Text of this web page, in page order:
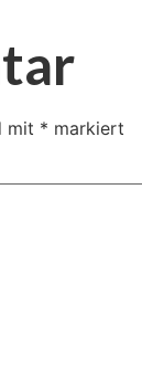
mit * markiert